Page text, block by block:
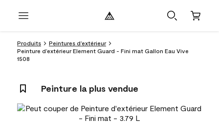
Produits
Peintures d’extérieur
Peinture d’extérieur Element Guard - Fini mat Gallon Eau Vive
1508
Peinture la plus vendue